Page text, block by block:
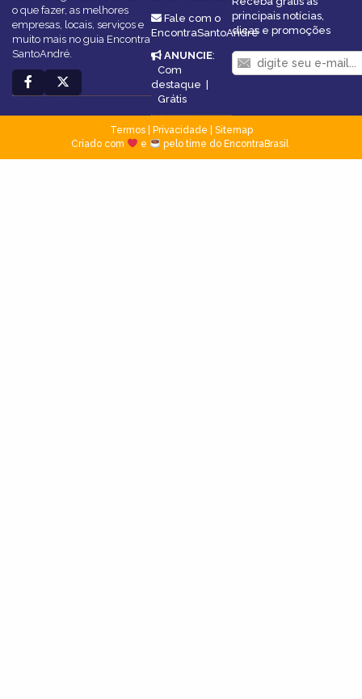
o que fazer, as melhores
empresas, locais, serviços e
muito mais no guia Encontra
SantoAndré.
Fale com o
EncontraSantoAndré
ANUNCIE:
Com
destaque |
Grátis
principais notícias,
dicas e promoções
Termos| Privacidade
Sitemap
Criado com
e pelo time do EncontraBrasil